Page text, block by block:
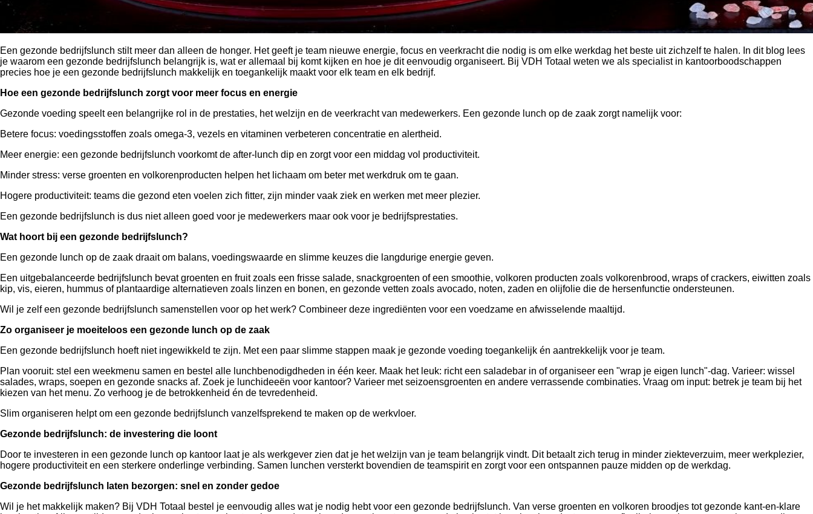
Een gezonde bedrijfslunch stilt meer dan alleen de honger. Het geeft je team nieuwe energie, focus en veerkracht die nodig is om elke werkdag het beste uit zichzelf te halen. In dit blog lees
je waarom een gezonde bedrijfslunch belangrijk is, wat er allemaal bij komt kijken en hoe je dit eenvoudig organiseert. Bij VDH Totaal weten we als specialist in kantoorboodschappen
precies hoe je een gezonde bedrijfslunch makkelijk en toegankelijk maakt voor elk team en elk bedrijf.
Hoe een gezonde bedrijfslunch zorgt voor meer focus en energie
Gezonde voeding speelt een belangrijke rol in de prestaties, het welzijn en de veerkracht van medewerkers. Een gezonde lunch op de zaak zorgt namelijk voor:
Betere focus: voedingsstoffen zoals omega-3, vezels en vitaminen verbeteren concentratie en alertheid.
Meer energie: een gezonde bedrijfslunch voorkomt de after-lunch dip en zorgt voor een middag vol productiviteit.
Minder stress: verse groenten en volkorenproducten helpen het lichaam om beter met werkdruk om te gaan.
Hogere productiviteit: teams die gezond eten voelen zich fitter, zijn minder vaak ziek en werken met meer plezier.
Een gezonde bedrijfslunch is dus niet alleen goed voor je medewerkers maar ook voor je bedrijfsprestaties.
Wat hoort bij een gezonde bedrijfslunch?
Een gezonde lunch op de zaak draait om balans, voedingswaarde en slimme keuzes die langdurige energie geven.
Een uitgebalanceerde bedrijfslunch bevat groenten en fruit zoals een frisse salade, snackgroenten of een smoothie, volkoren producten zoals volkorenbrood, wraps of crackers, eiwitten zoals
kip, vis, eieren, hummus of plantaardige alternatieven zoals linzen en bonen, en gezonde vetten zoals avocado, noten, zaden en olijfolie die de hersenfunctie ondersteunen.
Wil je zelf een gezonde bedrijfslunch samenstellen voor op het werk? Combineer deze ingrediënten voor een voedzame en afwisselende maaltijd.
Zo organiseer je moeiteloos een gezonde lunch op de zaak
Een gezonde bedrijfslunch hoeft niet ingewikkeld te zijn. Met een paar slimme stappen maak je gezonde voeding toegankelijk én aantrekkelijk voor je team.
Plan vooruit: stel een weekmenu samen en bestel alle lunchbenodigdheden in één keer. Maak het leuk: richt een saladebar in of organiseer een "wrap je eigen lunch"-dag. Varieer: wissel
salades, wraps, soepen en gezonde snacks af. Zoek je lunchideeën voor kantoor? Varieer met seizoensgroenten en andere verrassende combinaties. Vraag om input: betrek je team bij het
kiezen van het menu. Zo verhoog je de betrokkenheid én de tevredenheid.
Slim organiseren helpt om een gezonde bedrijfslunch vanzelfsprekend te maken op de werkvloer.
Gezonde bedrijfslunch: de investering die loont
Door te investeren in een gezonde lunch op kantoor laat je als werkgever zien dat je het welzijn van je team belangrijk vindt. Dit betaalt zich terug in minder ziekteverzuim, meer werkplezier,
hogere productiviteit en een sterkere onderlinge verbinding. Samen lunchen versterkt bovendien de teamspirit en zorgt voor een ontspannen pauze midden op de werkdag.
Gezonde bedrijfslunch laten bezorgen: snel en zonder gedoe
Wil je het makkelijk maken? Bij VDH Totaal bestel je eenvoudig alles wat je nodig hebt voor een gezonde bedrijfslunch. Van verse groenten en volkoren broodjes tot gezonde kant-en-klare